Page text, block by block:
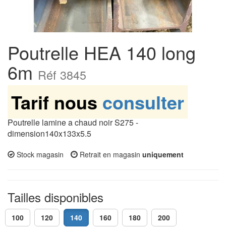
Poutrelle HEA 140 long
6m Réf 3845
Tarif nous consulter
Poutrelle lamine a chaud noir S275 -
dimension140x133x5.5
Stock magasin Retrait en magasin uniquement
Tailles disponibles
100 120 140 160 180 200